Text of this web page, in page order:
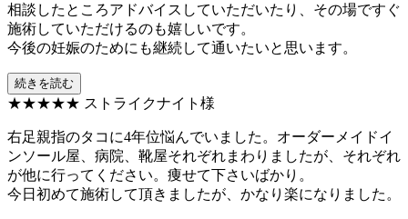
相談したところアドバイスしていただいたり、その場ですぐ
施術していただけるのも嬉しいです。
今後の妊娠のためにも継続して通いたいと思います。
続きを読む
★★★★★ ストライクナイト様
右足親指のタコに4年位悩んでいました。オーダーメイドイ
ンソール屋、病院、靴屋それぞれまわりましたが、それぞれ
が他に行ってください。痩せて下さいばかり。
今日初めて施術して頂きましたが、かなり楽になりました。